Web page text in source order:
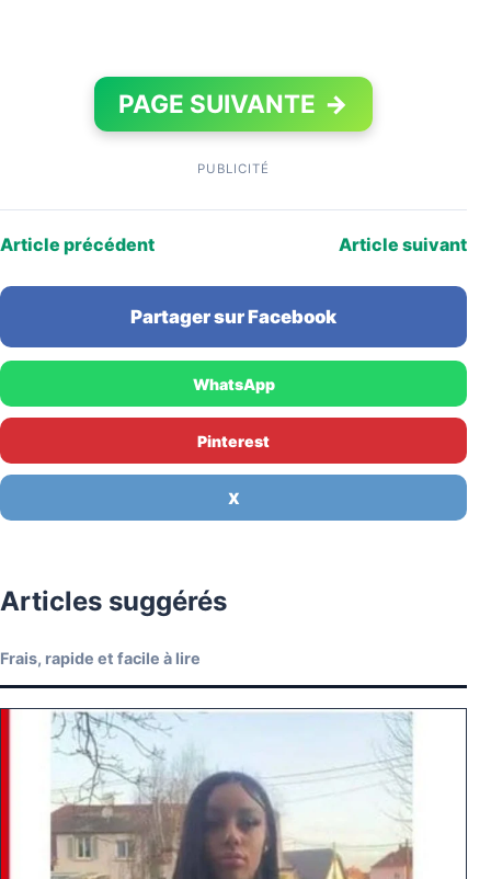
PAGE SUIVANTE →
PUBLICITÉ
Article précédent Article suivant
Partager sur Facebook
WhatsApp
Pinterest
X
Articles suggérés
Frais, rapide et facile à lire